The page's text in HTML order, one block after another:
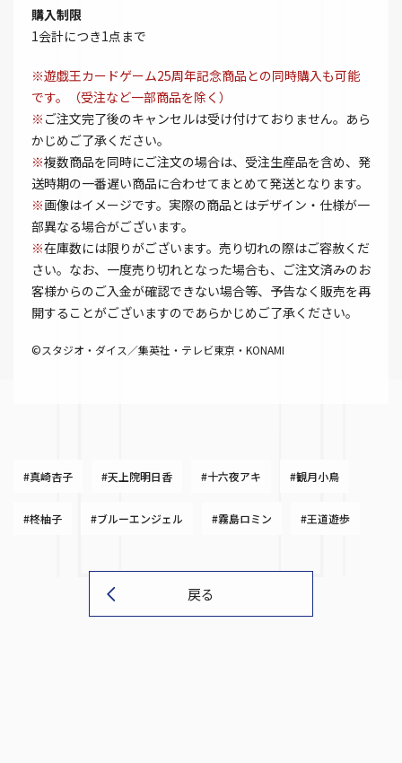
購入制限
1会計につき1点まで
※遊戯王カードゲーム25周年記念商品との同時購入も可能
です。（受注など一部商品を除く）
※ ご注文完了後のキャンセルは受け付けておりません。あら
かじめご了承ください。
※複数商品を同時にご注文の場合は、受注生産品を含め、発
送時期の一番遅い商品に合わせてまとめて発送となります。
※画像はイメージです。実際の商品とはデザイン・仕様が一
部異なる場合がございます。
※在庫数には限りがございます。売り切れの際はご容赦くだ
さい。なお、一度売り切れとなった場合も、ご注文済みのお
客様からのご入金が確認できない場合等、予告なく販売を再
開することがございますのであらかじめご了承ください。
©スタジオ・ダイス／集英社・テレビ東京・KONAMI
#真崎杏子 #天上院明日香 #十六夜アキ #観月小鳥
#柊柚子 #ブルーエンジェル #霧島ロミン #王道遊歩
戻る